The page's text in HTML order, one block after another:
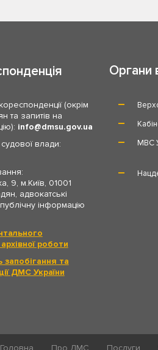
(окрім
та запитів на
info
dmsu.gov.ua
влади:
9, м.Київ, 01001
адвокатські
інформацію
роботи
запобігання та
ДМС України
Органи
МВС